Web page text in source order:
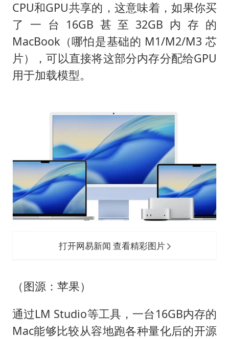
CPU和GPU共享的，这意味着，如果你买
了一台16GB甚至32GB内存的
MacBook（哪怕是基础的 M1/M2/M3 芯
片），可以直接将这部分内存分配给GPU
用于加载模型。
打开网易新闻 查看精彩图片
（图源：苹果）
通过LM Studio等工具，一台16GB内存的
Mac能够比较从容地跑各种量化后的开源